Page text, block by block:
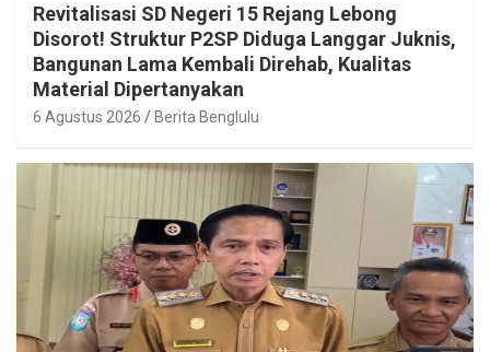
Revitalisasi SD Negeri 15 Rejang Lebong
Disorot! Struktur P2SP Diduga Langgar Juknis,
Bangunan Lama Kembali Direhab, Kualitas
Material Dipertanyakan
6 Agustus 2026 Berita Benglulu